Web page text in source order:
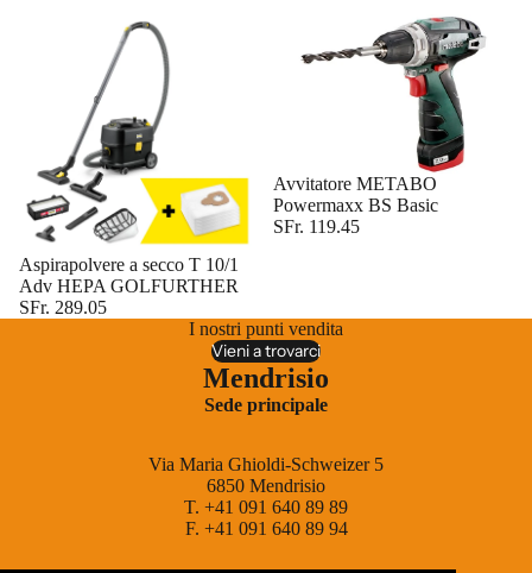
Aspirapolvere a secco T 10/1
Adv HEPA GOLFURTHER
SFr. 289.05
Esaurito
Avvitatore METABO
Powermaxx BS Basic
SFr. 119.45
I nostri punti vendita
Vieni a trovarci
Mendrisio
Sede principale
Via Maria Ghioldi-Schweizer 5
6850 Mendrisio
T. +41 091 640 89 89
F. +41 091 640 89 94